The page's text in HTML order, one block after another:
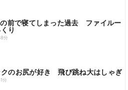
の前で寝てしまった過去 ファイルー
り
分
クのお尻が好き 飛び跳ね大はしゃぎ
分